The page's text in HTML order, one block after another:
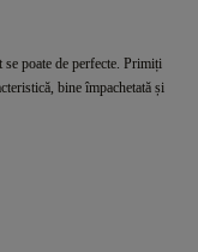
poate de perfecte. Primiți
bine împachetată și